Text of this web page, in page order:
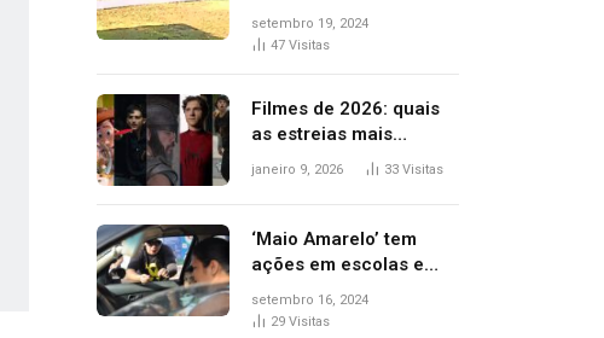
delegado aposentado
durante confusão no
setembro 19, 2024
47 Visitas
Filmes de 2026: quais
as estreias mais
aguardadas do ano?
janeiro 9, 2026 33 Visitas
‘Maio Amarelo’ tem
ações em escolas e
ruas para prevenir
acidentes no trânsito
setembro 16, 2024
29 Visitas